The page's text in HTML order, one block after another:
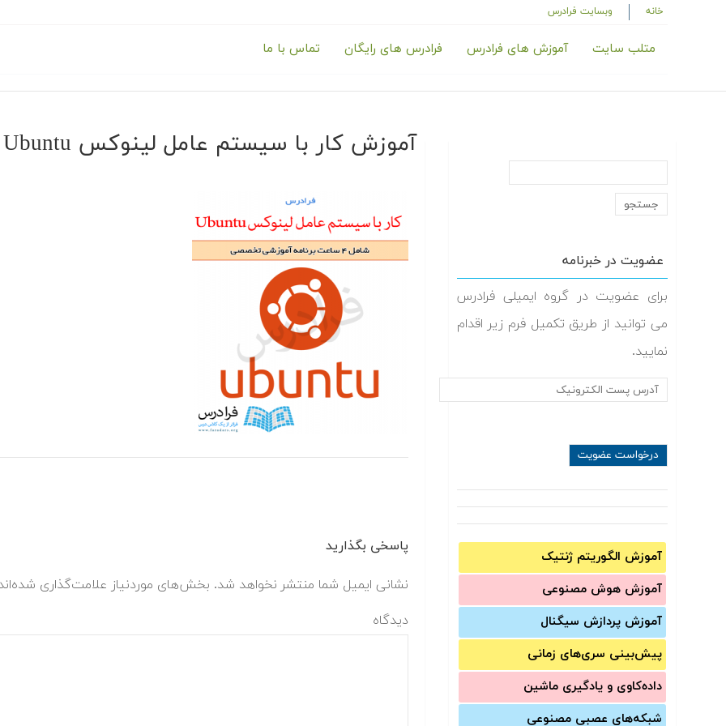
خانه وبسایت فرادرس
متلب سایت آموزش های فرادرس فرادرس های رایگان تماس با ما
عضویت در خبرنامه
برای عضویت در گروه ایمیلی فرادرس
می توانید از طریق تکمیل فرم زیر اقدام
نمایید.
آموزش الگوریتم ژنتیک
آموزش‌ هوش مصنوعی
آموزش‌ پردازش سیگنال
پیش‌‌بینی سری‌‌های زمانی
داده‌کاوی و یادگیری ماشین
شبکه‌های عصبی مصنوعی
آموزش کار با سیستم عامل لینوکس Ubuntu
پاسخی بگذارید
نشانی ایمیل شما منتشر نخواهد شد. بخش‌های موردنیاز علامت‌گذاری
دیدگاه